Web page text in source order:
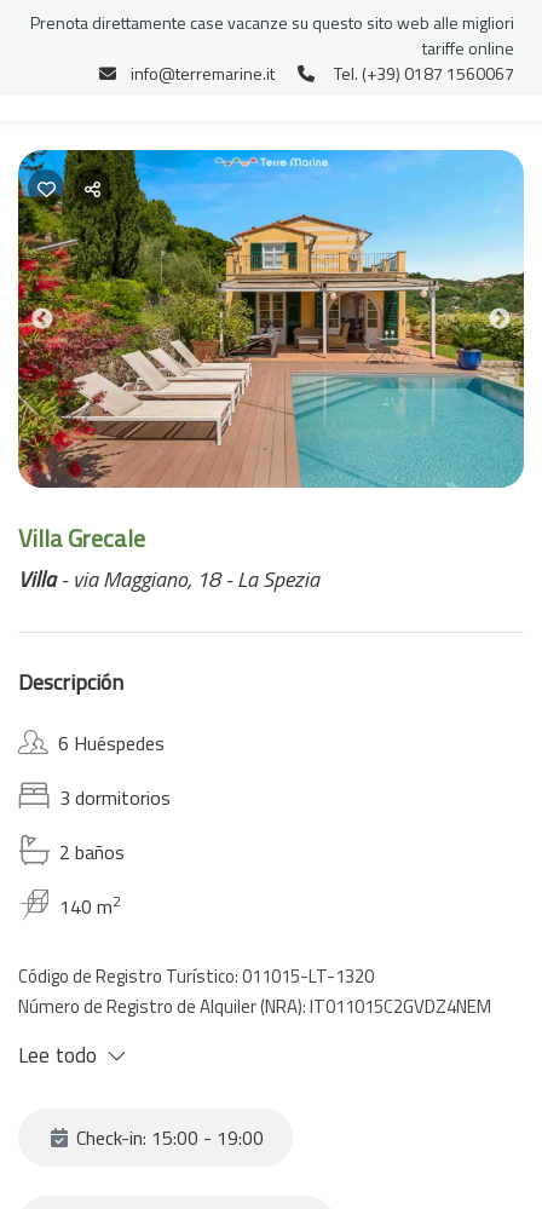
Previous
Villa Grecale
Villa- via Maggiano, 18 - La Spezia
Descripción
6 Huéspedes
3 dormitorios
2 baños
140 m2
Código de Registro Turístico: 011015-LT-1320
Número de Registro de Alquiler (NRA): IT011015C2GVDZ4NEM
Lee todo
Check-in: 15:00 - 19:00
Prenota direttamente case vacanze su questo sito web alle migliori
tariffe online
info@terremarine.it
Tel. (+39) 0187 1560067